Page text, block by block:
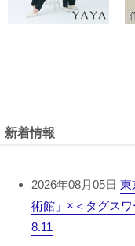
新着情報
2026年08月05日 東
術館」×＜タグス
8.11